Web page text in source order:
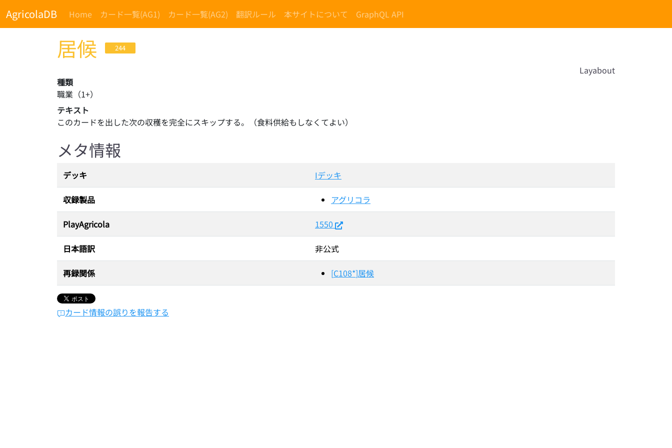
AgricolaDB Home カード一覧(AG1) カード一覧(AG2) 翻訳ルール 本サイトについて GraphQL API
居候 244
Layabout
種類
職業 （1+）
テキスト
このカードを出した次の収穫を完全にスキップする。（食料供給もしなくてよい）
メタ情報
デッキ Iデッキ
収録製品 アグリコラ
PlayAgricola 1550
日本語訳 非公式
再録関係 [C108*]居候
カード情報の誤りを報告する